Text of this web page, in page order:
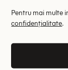
Rochie scurta
44.00 lei
Pentru mai multe
confidențialitate.